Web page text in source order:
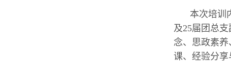
本次培训
及25届团总
念、思政素
课、经验分